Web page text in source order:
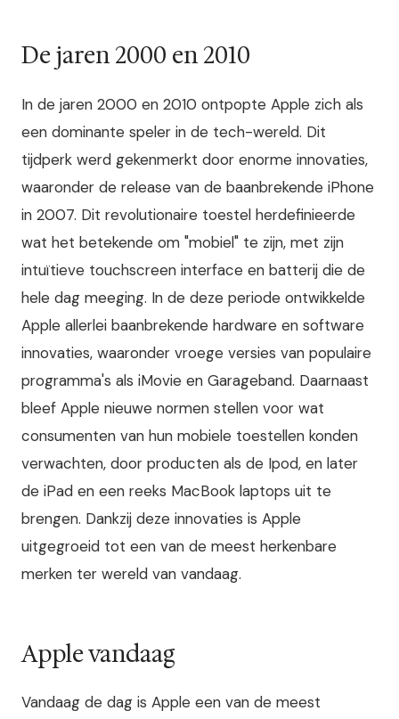
De jaren 2000 en 2010
In de jaren 2000 en 2010 ontpopte Apple zich als
een dominante speler in de tech-wereld. Dit
tijdperk werd gekenmerkt door enorme innovaties,
waaronder de release van de baanbrekende iPhone
in 2007. Dit revolutionaire toestel herdefinieerde
wat het betekende om "mobiel" te zijn, met zijn
intuïtieve touchscreen interface en batterij die de
hele dag meeging. In de deze periode ontwikkelde
Apple allerlei baanbrekende hardware en software
innovaties, waaronder vroege versies van populaire
programma's als iMovie en Garageband. Daarnaast
bleef Apple nieuwe normen stellen voor wat
consumenten van hun mobiele toestellen konden
verwachten, door producten als de Ipod, en later
de iPad en een reeks MacBook laptops uit te
brengen. Dankzij deze innovaties is Apple
uitgegroeid tot een van de meest herkenbare
merken ter wereld van vandaag.
Apple vandaag
Vandaag de dag is Apple een van de meest